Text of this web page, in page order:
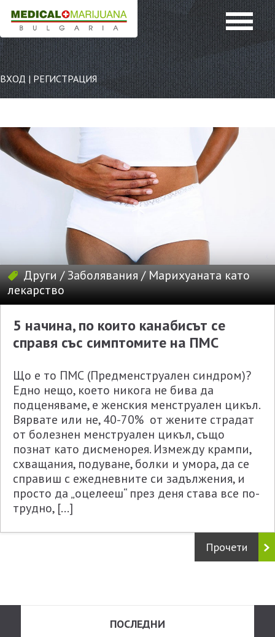
ВХОД | РЕГИСТРАЦИЯ
Други/Заболявания/Марихуаната като
лекарство
5 начина, по които канабисът се
справя със симптомите на ПМС
Що е то ПМС (Предменструален синдром)?
Едно нещо, което никога не бива да
подценяваме, е женския менструален цикъл.
Вярвате или не, 40-70% от жените страдат
от болезнен менструален цикъл, също
познат като дисменорея. Измежду крампи,
схващания, подуване, болки и умора, да се
справиш с ежедневните си задължения, и
просто да „оцелееш“ през деня става все по-
трудно, […]
Прочети
ПОСЛЕДНИ